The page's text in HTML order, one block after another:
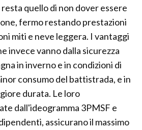
quello di non dover essere
fermo restando prestazioni
miti e neve leggera. I vantaggi
invece vanno dalla sicurezza
in inverno e in condizioni di
consumo del battistrada, e in
durata. Le loro
dall'ideogramma 3PMSF e
assicurano il massimo